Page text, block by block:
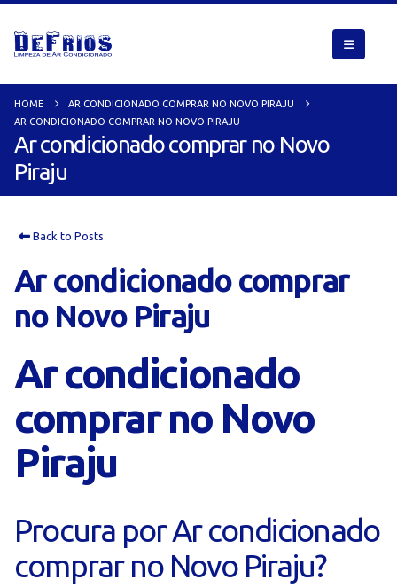
HOME
AR CONDICIONADO COMPRAR NO NOVO PIRAJU
AR CONDICIONADO COMPRAR NO NOVO PIRAJU
Ar condicionado comprar no Novo
Piraju
Back to Posts
Ar condicionado comprar
no Novo Piraju
Ar condicionado
comprar no Novo
Piraju
Procura por Ar condicionado
comprar no Novo Piraju?